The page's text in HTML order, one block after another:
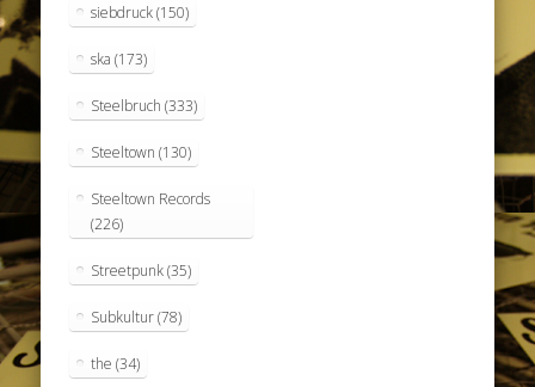
siebdruck(150)
ska (173)
Steelbruch (333)
Steeltown (130)
Steeltown Records
(226)
Streetpunk(35)
Subkultur(78)
the (34)